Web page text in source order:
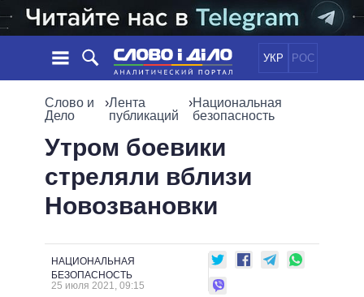
УКР РОС
НОВОСТИ
СОБЫТИЯ
СТАТЬИ
МНЕНИЯ
ДАЙДЖЕСТЫ
ОБЩЕСТВО
МИР
ПОЛИТИКИ
ВСЕ ПОЛИТИКИ
ВЕРХОВНАЯ РАДА
КАБИНЕТ МИНИСТРОВ
ИНФОГРАФИКА
ВИДЕО
ПОДДЕРЖАТЬ
Слово и
Дело
›Лента
публикаций
›Национальная
безопасность
Утром боевики
стреляли вблизи
Новозвановки
НАЦИОНАЛЬНАЯ
БЕЗОПАСНОСТЬ
25 июля 2021, 09:15